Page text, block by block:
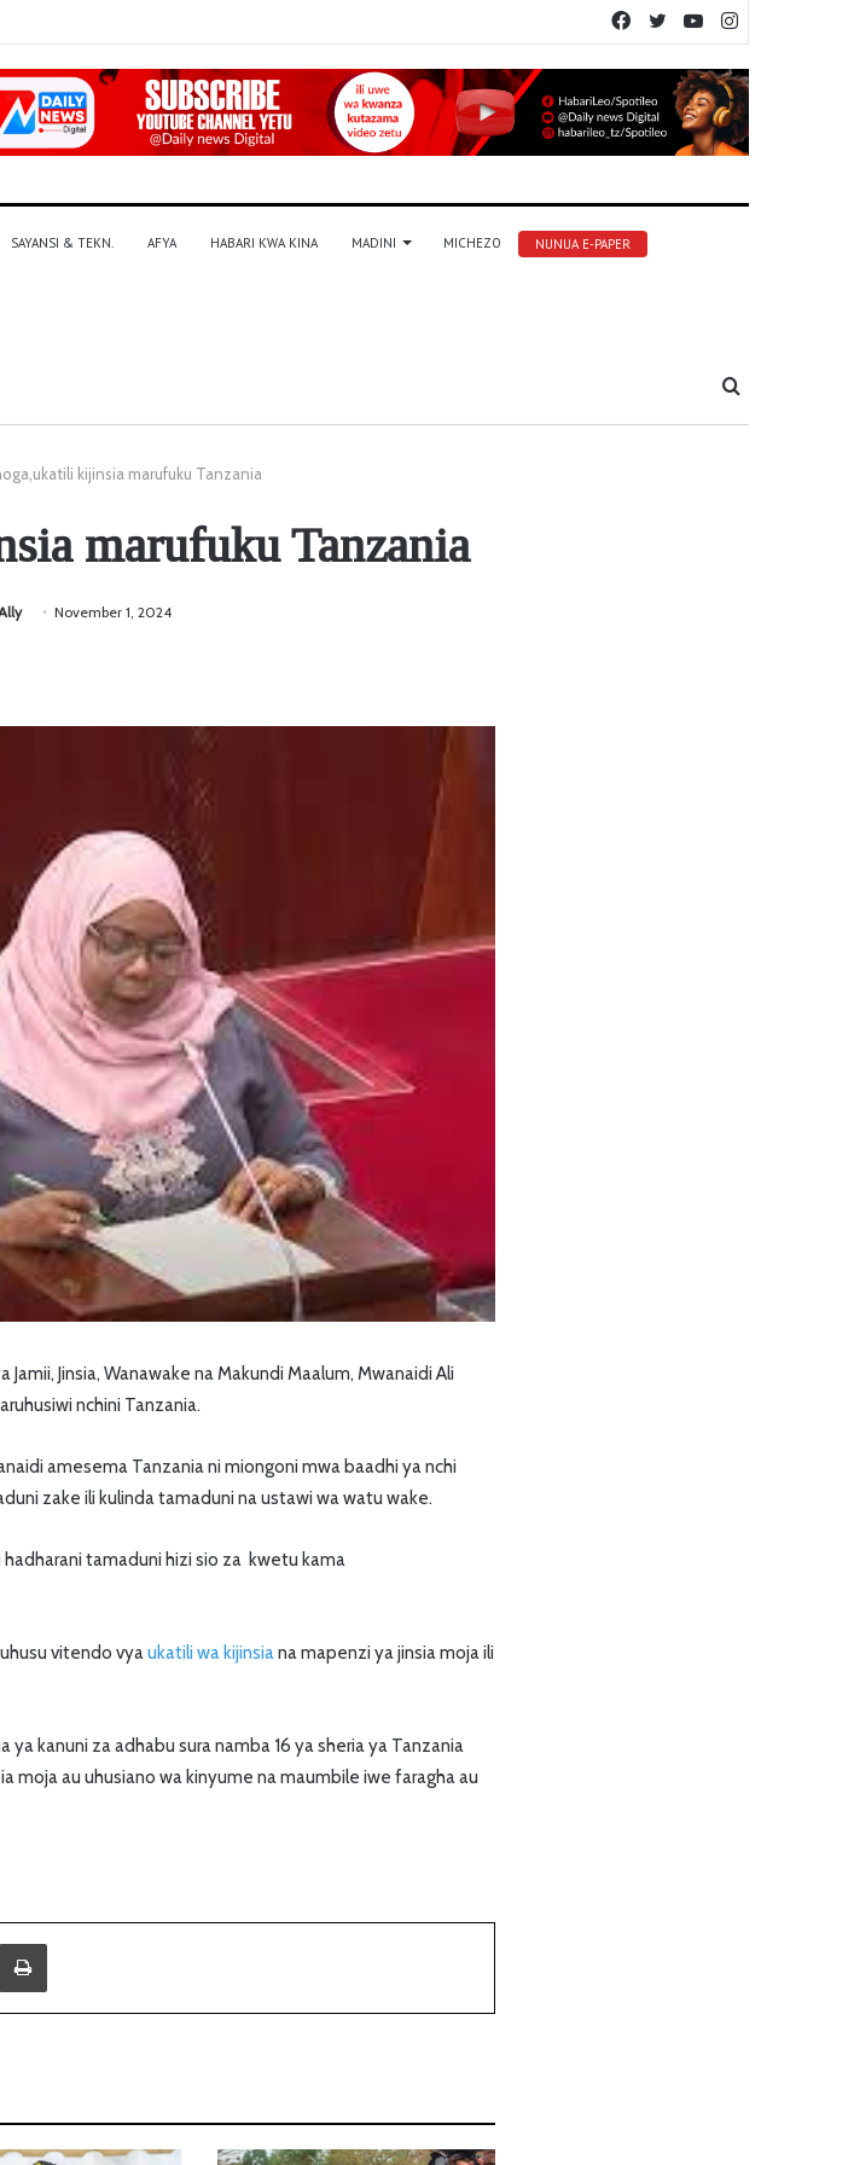
YouTube
Twitter
Facebook
SAYANSI & TEKN. AFYA HABARI KWA KINA MADINI MICHEZO NUNUA E-PAPER
Tafuta
kijinsia marufuku Tanzania
marufuku Tanzania
November 1, 2024
Jinsia, Wanawake na Makundi Maalum, Mwanaidi Ali
nchini Tanzania.
amesema Tanzania ni miongoni mwa baadhi ya nchi
zake ili kulinda tamaduni na ustawi wa watu wake.
tamaduni hizi sio za kwetu kama
vitendo vyaukatili wa kijinsiana mapenzi ya jinsia moja ili
ya kanuni za adhabu sura namba 16 ya sheria ya Tanzania
moja au uhusiano wa kinyume na maumbile iwe faragha au